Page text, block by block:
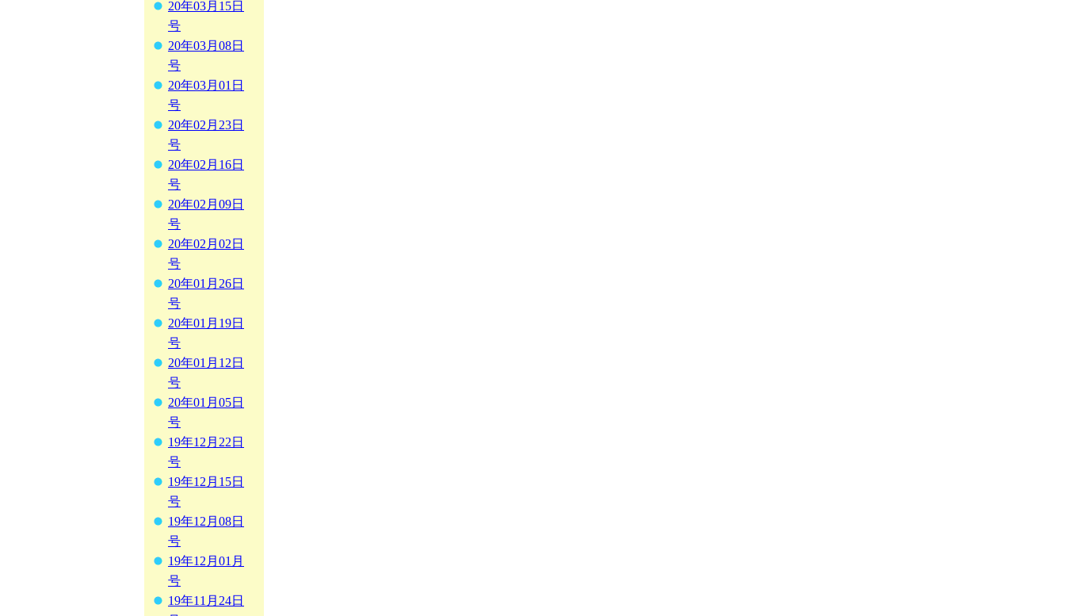
20年03月15日
号
20年03月08日
号
20年03月01日
号
20年02月23日
号
20年02月16日
号
20年02月09日
号
20年02月02日
号
20年01月26日
号
20年01月19日
号
20年01月12日
号
20年01月05日
号
19年12月22日
号
19年12月15日
号
19年12月08日
号
19年12月01月
号
19年11月24日